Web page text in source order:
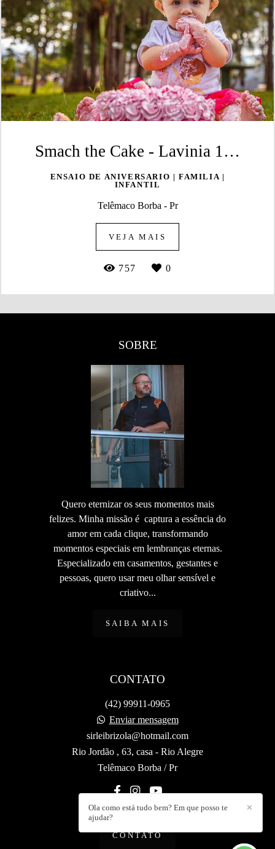
Smach the Cake - Lavinia 1 aninho
ENSAIO DE ANIVERSARIO | FAMILIA |
INFANTIL
Telêmaco Borba - Pr
VEJA MAIS
757 0
SOBRE
Quero eternizar os seus momentos mais
felizes. Minha missão é captura a essência do
amor em cada clique, transformando
momentos especiais em lembranças eternas.
Especializado em casamentos, gestantes e
pessoas, quero usar meu olhar sensível e
criativo...
SAIBA MAIS
CONTATO
(42) 99911-0965
Enviar mensagem
sirleibrizola@hotmail.com
Rio Jordão , 63, casa - Rio Alegre
Telêmaco Borba / Pr
CONTATO
✕
Ola como está tudo bem? Em que posso te
ajudar?